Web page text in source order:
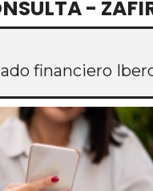
-
financiero